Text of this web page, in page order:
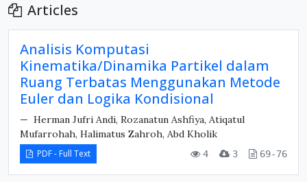
Articles
Analisis Komputasi
Kinematika/Dinamika Partikel dalam
Ruang Terbatas Menggunakan Metode
Euler dan Logika Kondisional
Herman Jufri Andi, Rozanatun Ashfiya, Atiqatul
Mufarrohah, Halimatus Zahroh, Abd Kholik
PDF - Full Text 4 3 69-76